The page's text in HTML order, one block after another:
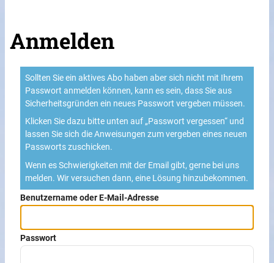
Anmelden
Sollten Sie ein aktives Abo haben aber sich nicht mit Ihrem
Passwort anmelden können, kann es sein, dass Sie aus
Sicherheitsgründen ein neues Passwort vergeben müssen.
Klicken Sie dazu bitte unten auf „Passwort vergessen“ und
lassen Sie sich die Anweisungen zum vergeben eines neuen
Passworts zuschicken.
Wenn es Schwierigkeiten mit der Email gibt, gerne bei uns
melden. Wir versuchen dann, eine Lösung hinzubekommen.
Benutzername oder E-Mail-Adresse
Passwort